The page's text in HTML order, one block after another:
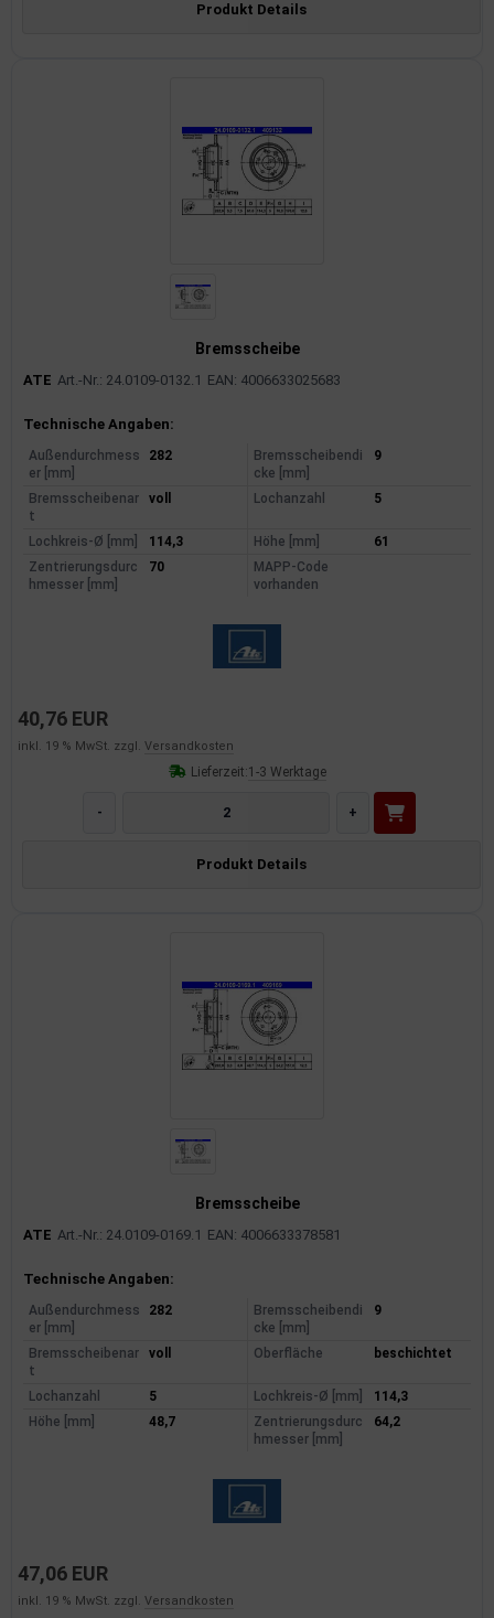
Produkt Details
Bremsscheibe
ATE Art.-Nr.: 24.0109-0132.1 EAN: 4006633025683
Produktinformationen
Technische Angaben:
Außendurchmess
er [mm]
282
Bremsscheibendi
cke [mm]
9
Bremsscheibenar
t
voll Lochanzahl 5
Lochkreis-Ø [mm] 114,3 Höhe [mm]
61
Zentrierungsdurc
hmesser [mm]
70
MAPP-Code
vorhanden
40,76 EUR
inkl. 19 % MwSt. zzgl. Versandkosten
Lieferzeit:1-3 Werktage
- +
Produkt Details
Bremsscheibe
ATE Art.-Nr.: 24.0109-0169.1 EAN: 4006633378581
Produktinformationen
Technische Angaben:
Außendurchmess
er [mm]
282
Bremsscheibendi
cke [mm]
9
Bremsscheibenar
t
voll Oberfläche beschichtet
Lochanzahl 5 Lochkreis-Ø [mm]
114,3
Höhe [mm]
48,7
Zentrierungsdurc
hmesser [mm]
64,2
47,06 EUR
inkl. 19 % MwSt. zzgl. Versandkosten